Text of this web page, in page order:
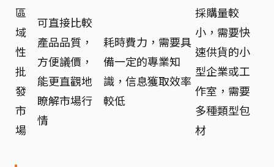
區
域
性
批
發
市
場
可直接比較
產品品質，
方便議價，
能更直觀地
瞭解市場行
情
耗時費力，需要具
備一定的專業知
識，信息獲取效率
較低
採購量較
小，需要快
速供貨的小
型企業或工
作室，需要
多種類型包
材